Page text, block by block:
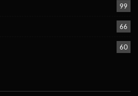
99
66
60